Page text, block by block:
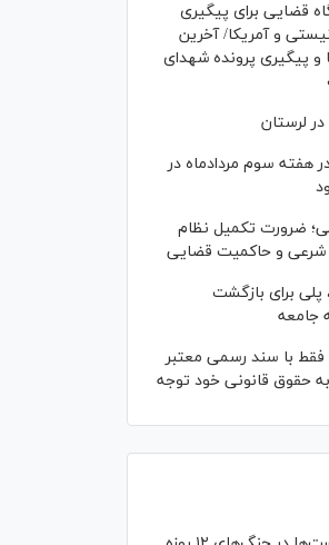
قضایی برای پیگیری
و آمریکا/ آخرین
پیگیری پرونده شهدای
در لرستان
در هفته سوم مردادماه در
ضرورت تکمیل نظام
شرعی و حاکمیت قضایی
پلی برای بازگشت
جامعه
با سند رسمی معتبر
به حقوق قانونی خود توجه